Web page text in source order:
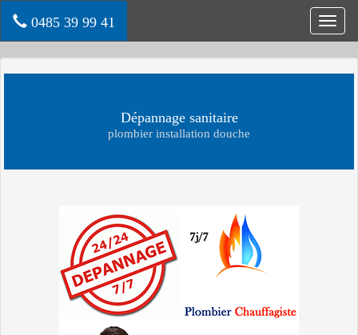
0485 39 99 41
Dépannage sanitaire
plombier installation douche